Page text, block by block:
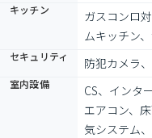
キッチン
ガスコンロ
ムキッチン
セキュリティ 防犯カメラ
室内設備
CS、インタ
エアコン、
気システム